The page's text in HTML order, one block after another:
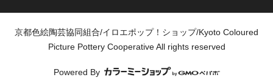
京都色絵陶芸協同組合/イロエポップ！ショップ/Kyoto Coloured
Picture Pottery Cooperative All rights reserved
Powered By